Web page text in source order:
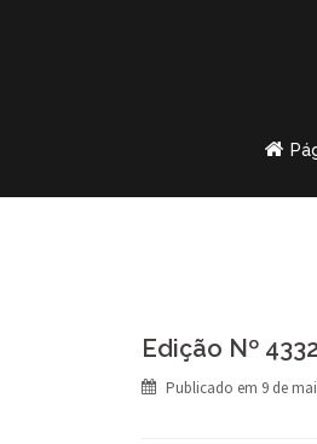
Edição Nº 4332
Publicado em 9 de